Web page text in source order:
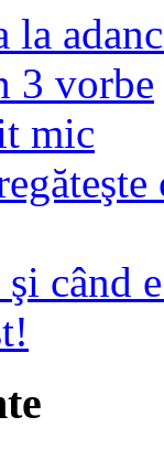
la
3 vorbe
mic
când